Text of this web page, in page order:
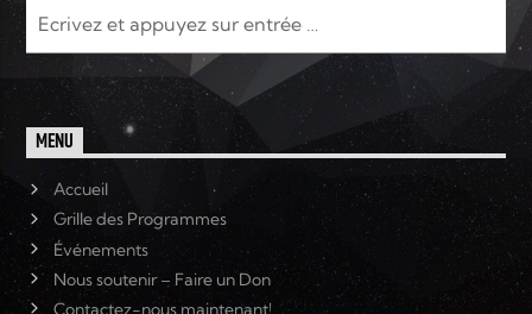
MENU
Accueil
Grille des Programmes
Événements
Nous soutenir – Faire un Don
Contactez-nous maintenant!